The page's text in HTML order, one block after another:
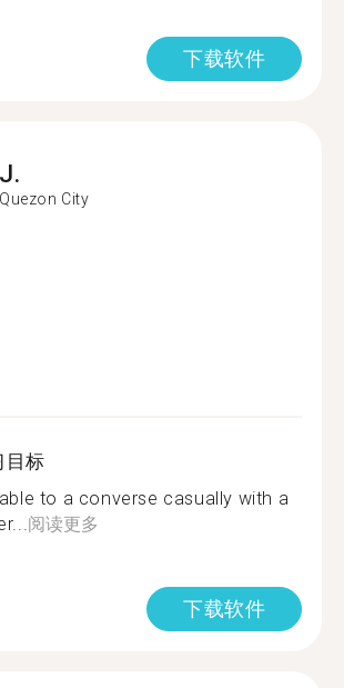
下载软件
J.
Quezon City
目标
to a converse casually with a
阅读更多
下载软件